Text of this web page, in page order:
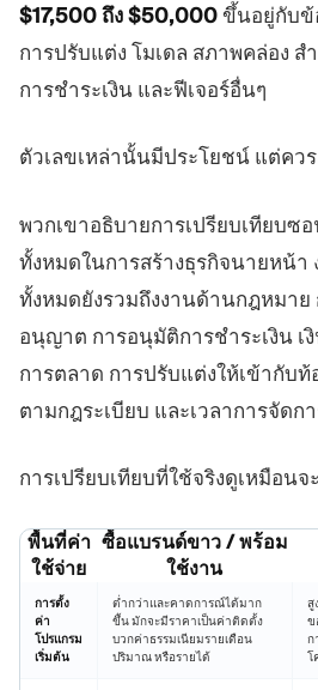
$17,500 ถึง $50,000 ขึ้นอยู่กับข้
การปรับแต่ง โมเดล สภาพคล่อง
การชำระเงิน และฟีเจอร์อื่นๆ
ตัวเลขเหล่านั้นมีประโยชน์ แต่คว
พวกเขาอธิบายการเปรียบเทียบซ
ทั้งหมดในการสร้างธุรกิจนายหน้า
ทั้งหมดยังรวมถึงงานด้านกฎหมาย
อนุญาต การอนุมัติการชำระเงิน เ
การตลาด การปรับแต่งให้เข้ากับ
ตามกฎระเบียบ และเวลาการจัดก
การเปรียบเทียบที่ใช้จริงดูเหมือน
พื้นที่ค่า
ใช้จ่าย
ซื้อแบรนด์ขาว / พร้อม
ใช้งาน
การตั้ง
ค่า
โปรแกรม
เริ่มต้น
ต่ำกว่าและคาดการณ์ได้มาก
ขึ้น มักจะมีราคาเป็นค่าติดตั้ง
บวกค่าธรรมเนียมรายเดือน
ปริมาณ หรือรายได้
สู
ข
ก
โ